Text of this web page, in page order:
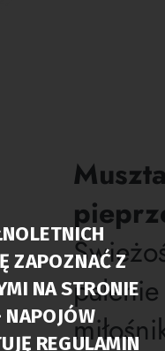
palenie
ZAPOZNAĆ Z
NA STRONIE
REGULAMIN